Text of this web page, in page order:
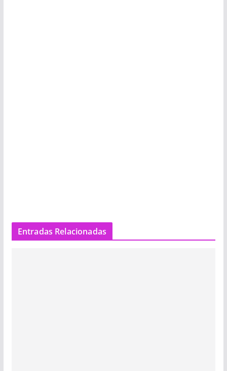
Entradas Relacionadas